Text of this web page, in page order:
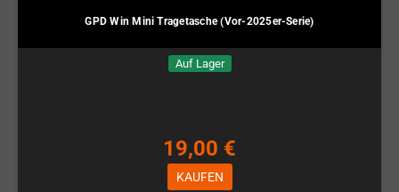
GPD Win Mini Tragetasche (Vor-2025er-Serie)
Auf Lager
19,00 €
KAUFEN